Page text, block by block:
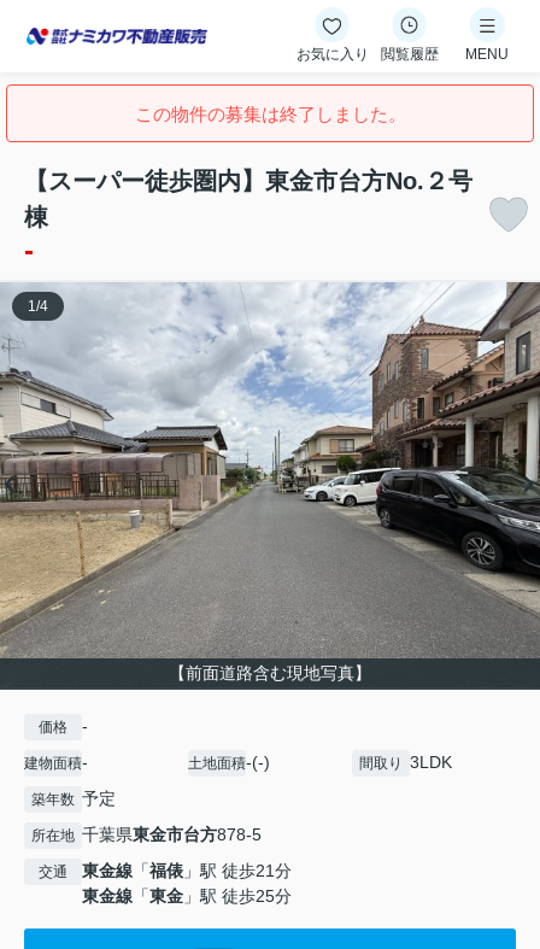
お気に入り 閲覧履歴 MENU
この物件の募集は終了しました。
【スーパー徒歩圏内】東金市台方No.２号
棟
-
【前面道路含む現地写真】
1 /4
価格 -
建物面積- 土地面積-(-) 間取り 3LDK
築年数 予定
所在地 千葉県東金市台方878-5
交通 東金線 「福俵 」駅 徒歩21分
東金線 「東金 」駅 徒歩25分